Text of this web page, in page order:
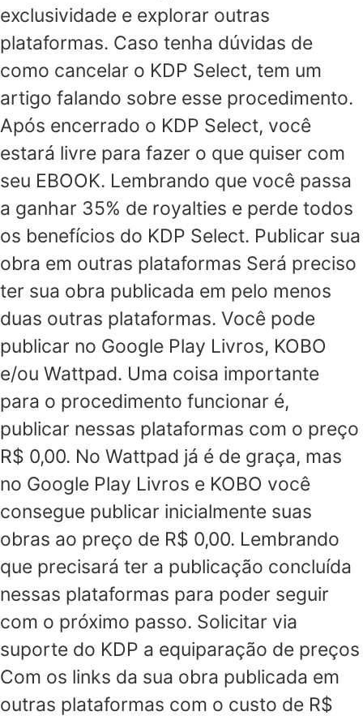
exclusividade e explorar outras
plataformas. Caso tenha dúvidas de
como cancelar o KDP Select, tem um
artigo falando sobre esse procedimento.
Após encerrado o KDP Select, você
estará livre para fazer o que quiser com
seu EBOOK. Lembrando que você passa
a ganhar 35% de royalties e perde todos
os benefícios do KDP Select. Publicar sua
obra em outras plataformas Será preciso
ter sua obra publicada em pelo menos
duas outras plataformas. Você pode
publicar no Google Play Livros, KOBO
e/ou Wattpad. Uma coisa importante
para o procedimento funcionar é,
publicar nessas plataformas com o preço
R$ 0,00. No Wattpad já é de graça, mas
no Google Play Livros e KOBO você
consegue publicar inicialmente suas
obras ao preço de R$ 0,00. Lembrando
que precisará ter a publicação concluída
nessas plataformas para poder seguir
com o próximo passo. Solicitar via
suporte do KDP a equiparação de preços
Com os links da sua obra publicada em
outras plataformas com o custo de R$